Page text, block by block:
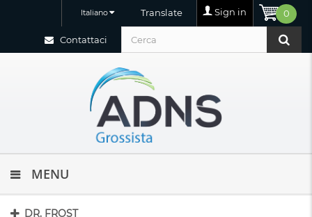
0
Sign in
Translate
Italiano
Contattaci
MENU
DR. FROST